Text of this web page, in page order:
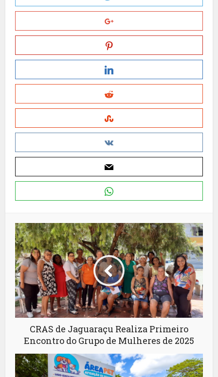
CRAS de Jaguaraçu Realiza Primeiro
Encontro do Grupo de Mulheres de 2025